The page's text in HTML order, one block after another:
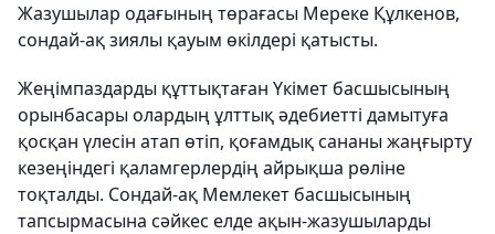
Жазушылар одағының төрағасы Мереке Құлкенов,
сондай-ақ зиялы қауым өкілдері қатысты.
Жеңімпаздарды құттықтаған Үкімет басшысының
орынбасары олардың ұлттық әдебиетті дамытуға
қосқан үлесін атап өтіп, қоғамдық сананы жаңғырту
кезеңіндегі қаламгерлердің айрықша рөліне
тоқталды. Сондай-ақ Мемлекет басшысының
тапсырмасына сәйкес елде ақын-жазушыларды